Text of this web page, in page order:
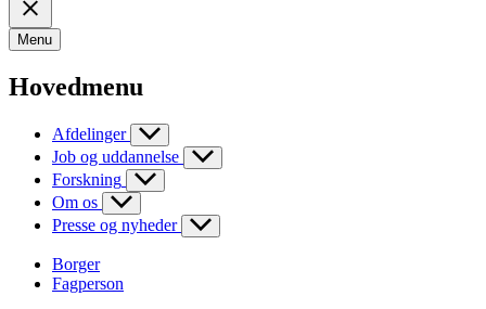
Menu
Hovedmenu
Afdelinger
Job og uddannelse
Forskning
Om os
Presse og nyheder
Borger
Fagperson